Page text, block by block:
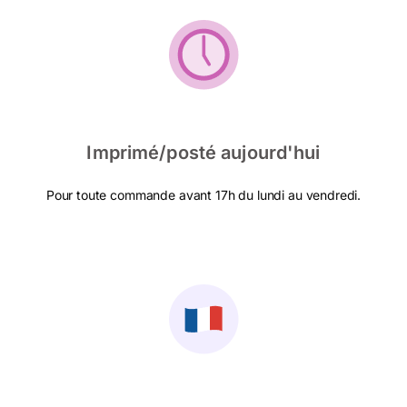
Imprimé/posté aujourd'hui
Pour toute commande avant 17h du lundi au vendredi.